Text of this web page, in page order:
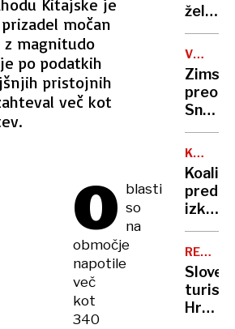
Kitajske je
močan
magnitudo
po podatkih
pristojnih
več kot
O blasti
so
na
območje
napotile
več
kot
340
željo
po
v
ZDA
Zimski
v
nižinah,
burja
na
in
meter
snega
na
Kaninu
ne
pa
tudi
LETO
turisti